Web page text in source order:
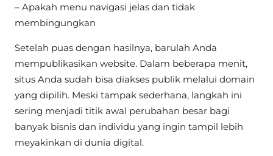
– Apakah menu navigasi jelas dan tidak
membingungkan
Setelah puas dengan hasilnya, barulah Anda
mempublikasikan website. Dalam beberapa menit,
situs Anda sudah bisa diakses publik melalui domain
yang dipilih. Meski tampak sederhana, langkah ini
sering menjadi titik awal perubahan besar bagi
banyak bisnis dan individu yang ingin tampil lebih
meyakinkan di dunia digital.